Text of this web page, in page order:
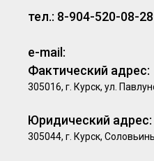
тел.: 8-904-520-08-28
e-mail:
Фактический адрес:
305016, г. Курск, ул.
Юридический адрес:
305044, г. Курск,